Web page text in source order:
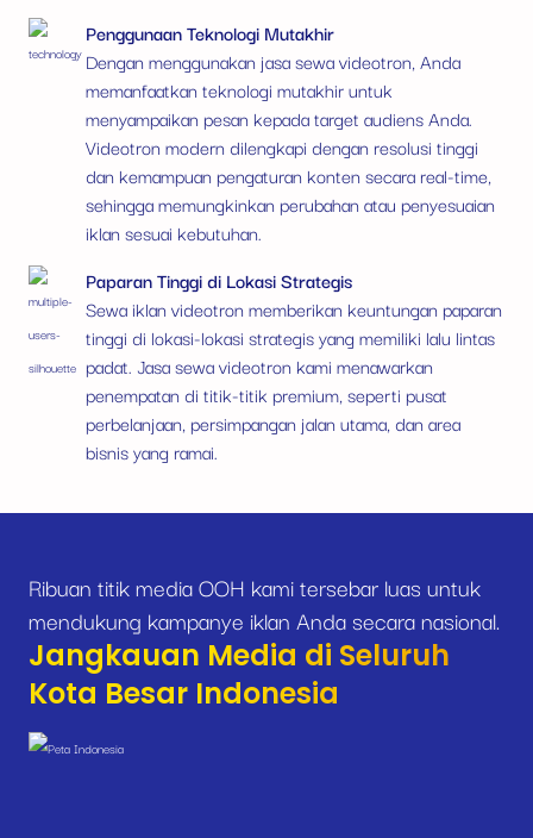
Penggunaan Teknologi Mutakhir
Dengan menggunakan jasa sewa videotron, Anda
memanfaatkan teknologi mutakhir untuk
menyampaikan pesan kepada target audiens Anda.
Videotron modern dilengkapi dengan resolusi tinggi
dan kemampuan pengaturan konten secara real-time,
sehingga memungkinkan perubahan atau penyesuaian
iklan sesuai kebutuhan.
Paparan Tinggi di Lokasi Strategis
Sewa iklan videotron memberikan keuntungan paparan
tinggi di lokasi-lokasi strategis yang memiliki lalu lintas
padat. Jasa sewa videotron kami menawarkan
penempatan di titik-titik premium, seperti pusat
perbelanjaan, persimpangan jalan utama, dan area
bisnis yang ramai.
Ribuan titik media OOH kami tersebar luas untuk
mendukung kampanye iklan Anda secara nasional.
Jangkauan Media di Seluruh
Kota Besar Indonesia